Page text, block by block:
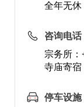
全年无休
咨询电话
宗务所
寺庙寄宿
停车设施